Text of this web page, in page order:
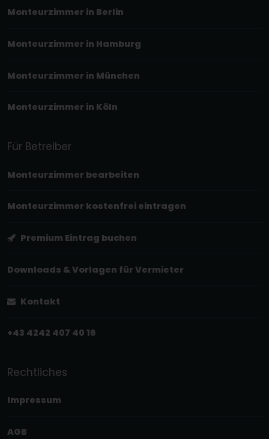
Monteurzimmer in Berlin
Monteurzimmer in Hamburg
Monteurzimmer in München
Monteurzimmer in Köln
Für Betreiber
Monteurzimmer bearbeiten
Monteurzimmer kostenfrei eintragen
Premium Eintrag buchen
Downloads & Vorlagen für Vermieter
Kontakt
+43 4242 407 40 16
Rechtliches
Impressum
AGB